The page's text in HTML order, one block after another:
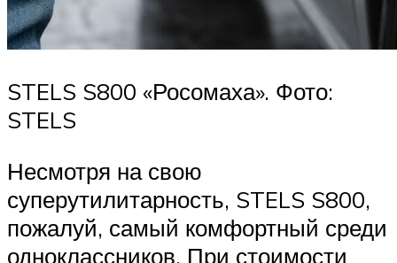
STELS S800 «Росомаха». Фото:
STELS
Несмотря на свою
суперутилитарность, STELS S800,
пожалуй, самый комфортный среди
одноклассников. При стоимости